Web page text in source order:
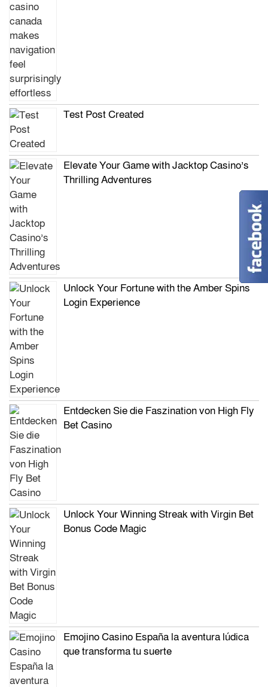
Test Post Created
Elevate Your Game with Jacktop Casino’s
Thrilling Adventures
Unlock Your Fortune with the Amber Spins
Login Experience
Entdecken Sie die Faszination von High Fly
Bet Casino
Unlock Your Winning Streak with Virgin Bet
Bonus Code Magic
Emojino Casino España la aventura lúdica
que transforma tu suerte